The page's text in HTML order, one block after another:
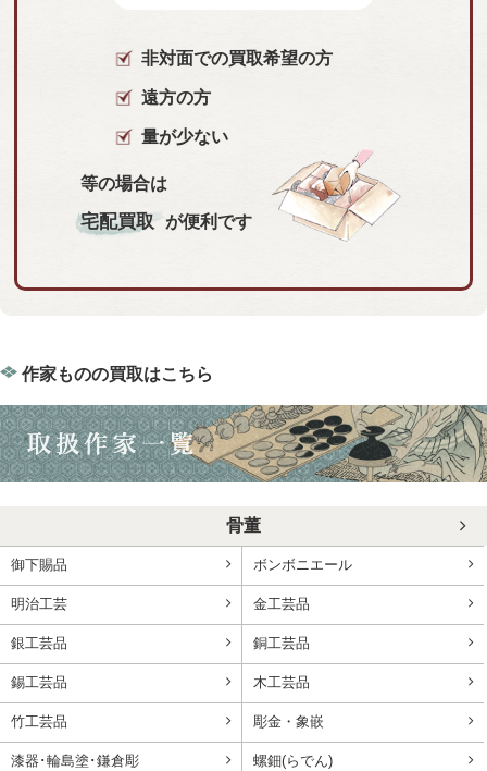
非対面での買取希望の方
遠方の方
量が少ない
等の場合は
宅配買取 が便利です
作家ものの買取はこちら
骨董
御下賜品 ボンボニエール
明治工芸 金工芸品
銀工芸品 銅工芸品
錫工芸品 木工芸品
竹工芸品 彫金・象嵌
漆器･輪島塗･鎌倉彫 螺鈿(らでん)